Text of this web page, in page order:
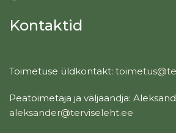
Kontaktid
Toimetuse üldkontakt:
Peatoimetaja ja väljaandja:
aleksander@terviseleht.ee